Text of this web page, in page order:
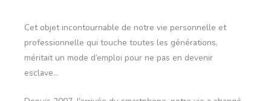
Cet objet incontournable de notre vie personnelle et
professionnelle qui touche toutes les générations,
méritait un mode d’emploi pour ne pas en devenir
esclave…